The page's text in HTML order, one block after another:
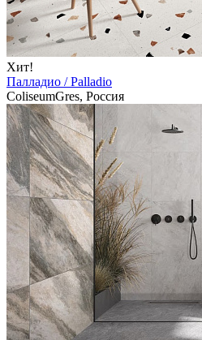
Хит!
Палладио / Palladio
ColiseumGres, Россия